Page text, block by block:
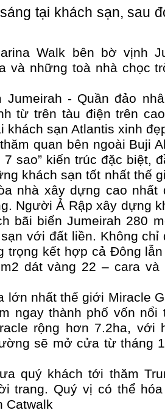
tại khách sạn, sau
Walk bên bờ vịnh
và những toà nhà chọc
Jumeirah - Quần đảo
từ trên tàu điện trên
khách sạn Atlantis xinh
quan bên ngoài Buji
7 sao” kiến trúc đặc biệt,
khách sạn tốt nhất thế
nhà xây dựng cao
Người Ả Rập xây dựng
bãi biển Jumeirah 280
với đất liền. Không
trọng kết hợp cả Đông
dát vàng 22 – cara
lớn nhất thế giới Miracle
ngay thành phố vốn
rộng hơn 7.2ha, với
sẽ mở cửa từ tháng
quý khách tới thăm
trang. Quý vị có thể
Catwalk